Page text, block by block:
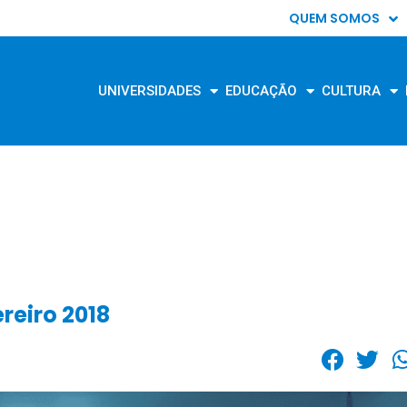
QUEM SOMOS
UNIVERSIDADES EDUCAÇÃO CULTURA
2018